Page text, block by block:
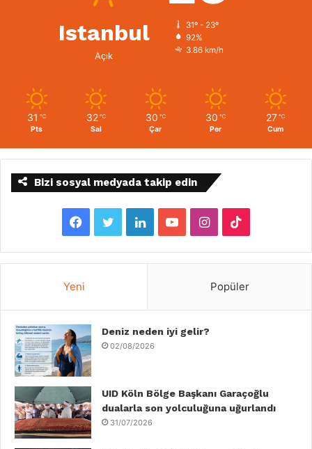
Istanbul
Açık
31º - 23º
92%
3.86 km/h
31 ℃
Pts
32 ℃
Sal
30 ℃
Çar
30 ℃
Per
27 ℃
Cum
Bizi sosyal medyada takip edin
a
b
o
o
k
w
t
r
L
i
e
I
n
o
u
e
I
n
r
i
Yeni Popüler
Deniz neden iyi gelir?
02/08/2026
UID Köln Bölge Başkanı Garaçoğlu
dualarla son yolculuğuna uğurlandı
31/07/2026